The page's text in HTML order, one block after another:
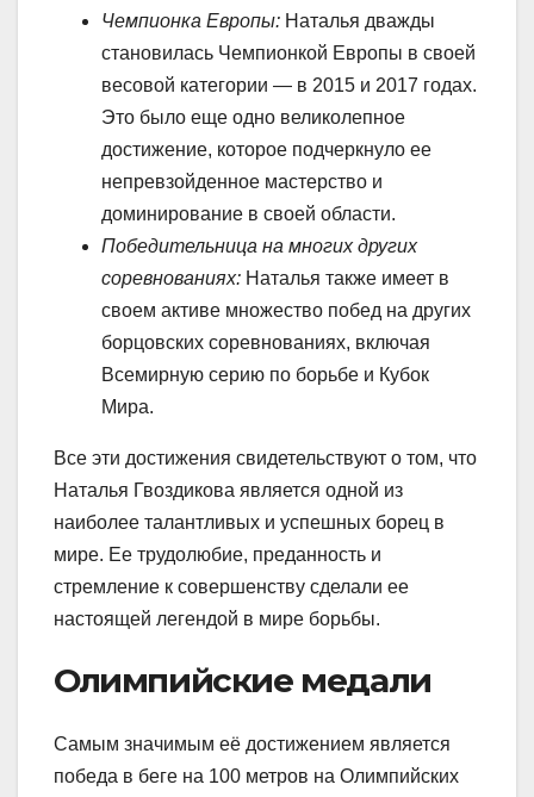
Чемпионка Европы: Наталья дважды
становилась Чемпионкой Европы в своей
весовой категории — в 2015 и 2017 годах.
Это было еще одно великолепное
достижение, которое подчеркнуло ее
непревзойденное мастерство и
доминирование в своей области.
Победительница на многих других
соревнованиях: Наталья также имеет в
своем активе множество побед на других
борцовских соревнованиях, включая
Всемирную серию по борьбе и Кубок
Мира.
Все эти достижения свидетельствуют о том, что
Наталья Гвоздикова является одной из
наиболее талантливых и успешных борец в
мире. Ее трудолюбие, преданность и
стремление к совершенству сделали ее
настоящей легендой в мире борьбы.
Олимпийские медали
Самым значимым её достижением является
победа в беге на 100 метров на Олимпийских